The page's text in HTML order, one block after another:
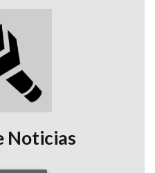
Noticias